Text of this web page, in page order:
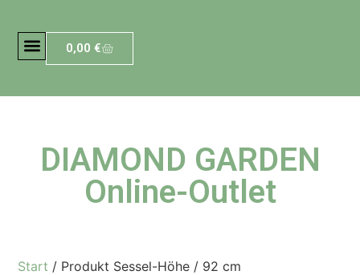
0,00€
DIAMOND GARDEN
Online-Outlet
Start / Produkt Sessel-Höhe / 92 cm